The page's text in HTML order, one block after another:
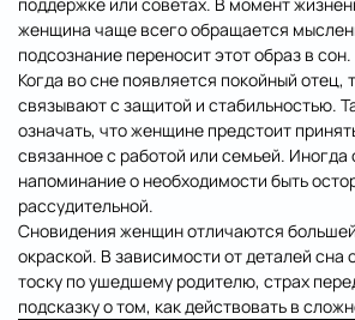
женщина чаще всего обращается
подсознание переносит этот образ в сон.
Когда во сне появляется покойный отец,
связывают с защитой и стабильностью.
означать, что женщине предстоит
связанное с работой или семьей. Иногда
напоминание о необходимости быть
рассудительной.
Сновидения женщин отличаются
окраской. В зависимости от деталей сна
тоску по ушедшему родителю, страх
подсказку о том, как действовать в